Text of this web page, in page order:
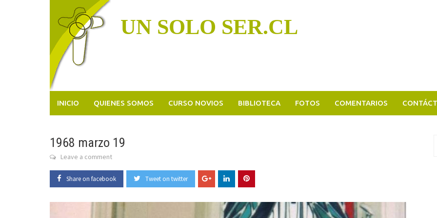
UN SOLO SER.CL
INICIO QUIENES SOMOS CURSO NOVIOS BIBLIOTECA FOTOS COMENTARIOS
1968 marzo 19
Leave a comment
Share on facebook Tweet on twitter